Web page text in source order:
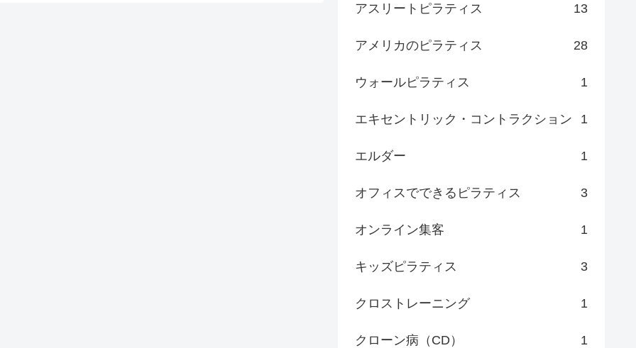
アスリートピラティス 13
アメリカのピラティス 28
ウォールピラティス 1
エキセントリック・コントラクション 1
エルダー 1
オフィスでできるピラティス 3
オンライン集客 1
キッズピラティス 3
クロストレーニング 1
クローン病（CD） 1